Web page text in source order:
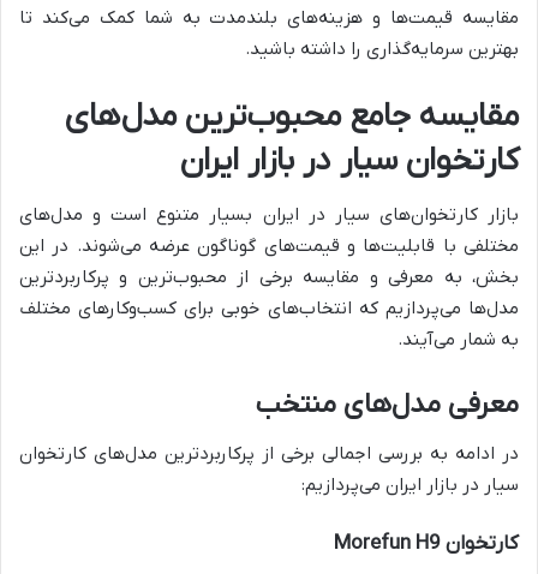
مقایسه قیمت‌ها و هزینه‌های بلندمدت به شما کمک می‌کند تا
بهترین سرمایه‌گذاری را داشته باشید.
مقایسه جامع محبوب‌ترین مدل‌های
کارتخوان سیار در بازار ایران
بازار کارتخوان‌های سیار در ایران بسیار متنوع است و مدل‌های
مختلفی با قابلیت‌ها و قیمت‌های گوناگون عرضه می‌شوند. در این
بخش، به معرفی و مقایسه برخی از محبوب‌ترین و پرکاربردترین
مدل‌ها می‌پردازیم که انتخاب‌های خوبی برای کسب‌وکارهای مختلف
به شمار می‌آیند.
معرفی مدل‌های منتخب
در ادامه به بررسی اجمالی برخی از پرکاربردترین مدل‌های کارتخوان
سیار در بازار ایران می‌پردازیم:
کارتخوان Morefun H9